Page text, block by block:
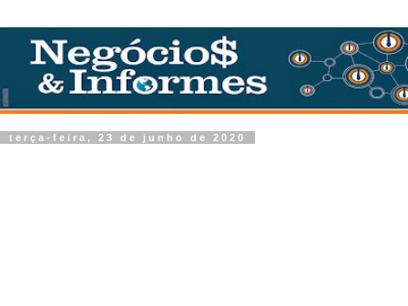
terça-feira, 23 de junho de 2020